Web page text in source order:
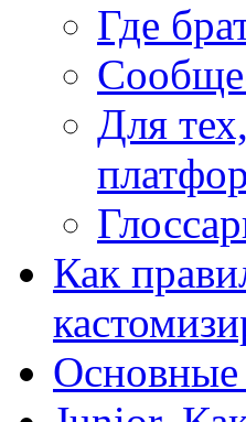
Где
Для
Как
Основные